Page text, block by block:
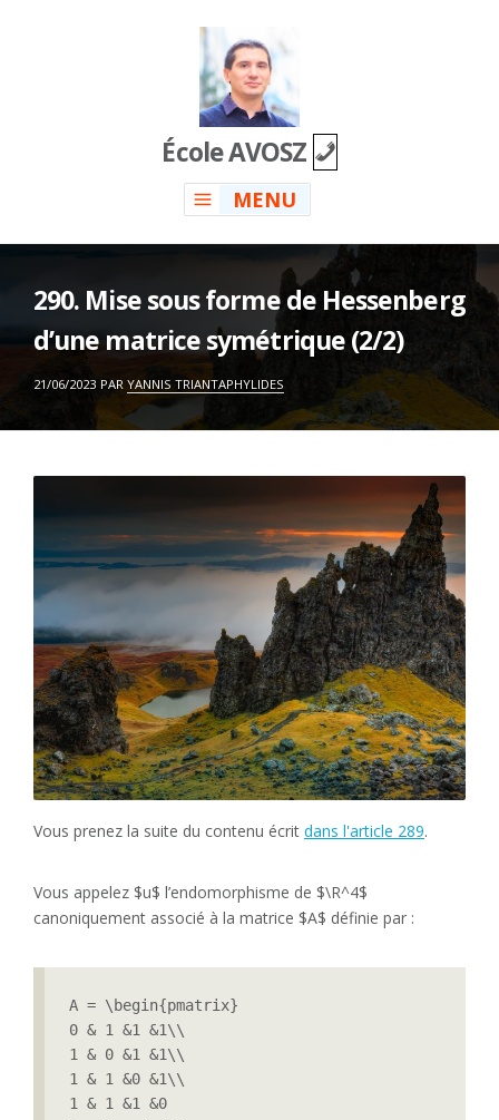
École AVOSZ
MENU
290. Mise sous forme de Hessenberg
d’une matrice symétrique (2/2)
ON
21/06/2023 PAR YANNIS TRIANTAPHYLIDES
Vous prenez la suite du contenu écrit dans l'article 289.
Vous appelez $u$ l’endomorphisme de $\R^4$
canoniquement associé à la matrice $A$ définie par :
A = \begin{pmatrix}
0 & 1 &1 &1\\
1 & 0 &1 &1\\
1 & 1 &0 &1\\
1 & 1 &1 &0